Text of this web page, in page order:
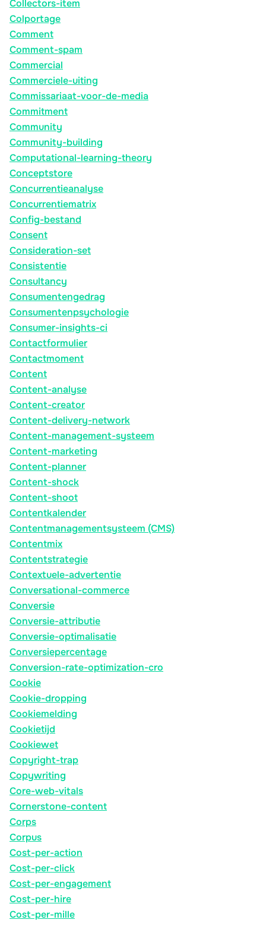
Collectors-item
Colportage
Comment
Comment-spam
Commercial
Commerciele-uiting
Commissariaat-voor-de-media
Commitment
Community
Community-building
Computational-learning-theory
Conceptstore
Concurrentieanalyse
Concurrentiematrix
Config-bestand
Consent
Consideration-set
Consistentie
Consultancy
Consumentengedrag
Consumentenpsychologie
Consumer-insights-ci
Contactformulier
Contactmoment
Content
Content-analyse
Content-creator
Content-delivery-network
Content-management-systeem
Content-marketing
Content-planner
Content-shock
Content-shoot
Contentkalender
Contentmanagementsysteem (CMS)
Contentmix
Contentstrategie
Contextuele-advertentie
Conversational-commerce
Conversie
Conversie-attributie
Conversie-optimalisatie
Conversiepercentage
Conversion-rate-optimization-cro
Cookie
Cookie-dropping
Cookiemelding
Cookietijd
Cookiewet
Copyright-trap
Copywriting
Core-web-vitals
Cornerstone-content
Corps
Corpus
Cost-per-action
Cost-per-click
Cost-per-engagement
Cost-per-hire
Cost-per-mille